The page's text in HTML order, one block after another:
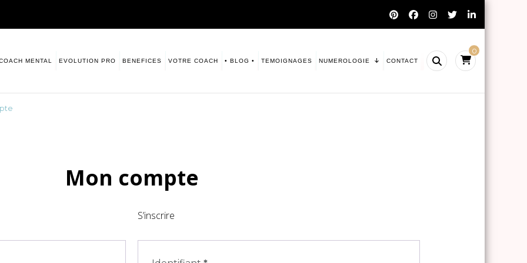
MENTAL EVOLUTION PRO BENEFICES VOTRE COACH • BLOG • TEMOIGNAGES NUMEROLOGIE CONTACT
0
Mon compte
S’inscrire